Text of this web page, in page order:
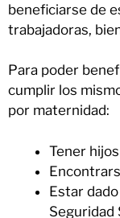
beneficiarse de
trabajadoras,
Para poder
cumplir los
por maternidad:
Tener
Estar
Seguridad